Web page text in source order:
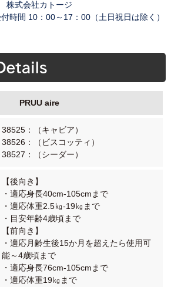
株式会社カトージ
時間 10：00～17：00（土日祝日は除く）
PRUU aire
38525：（キャビア）
38526：（ビスコッティ）
38527：（シーダー）
【後向き】
・適応身長40cm-105cmまで
・適応体重2.5㎏-19㎏まで
・目安年齢4歳頃まで
【前向き】
・適応月齢生後15か月を超えたら使用可
能～4歳頃まで
・適応身長76cm-105cmまで
・適応体重19㎏まで